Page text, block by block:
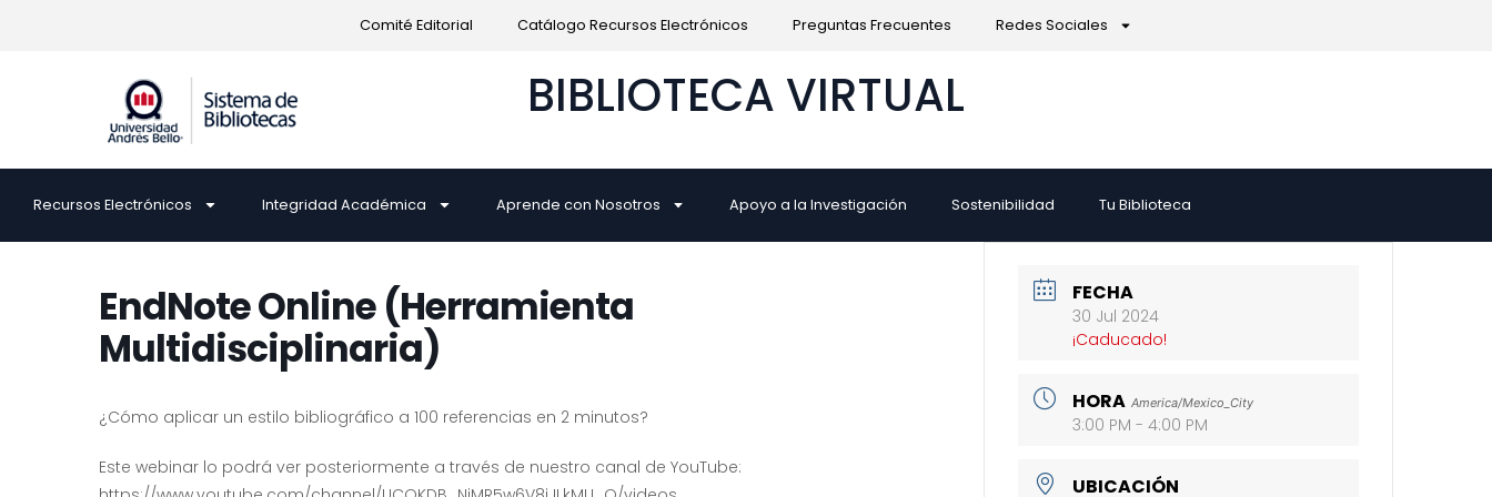
Comité Editorial Catálogo Recursos Electrónicos Preguntas Frecuentes Redes Sociales
BIBLIOTECA VIRTUAL
Recursos Electrónicos Integridad Académica Aprende con Nosotros Apoyo a la Investigación Sostenibilidad Tu Biblioteca
EndNote Online (Herramienta
Multidisciplinaria)
¿Cómo aplicar un estilo bibliográfico a 100 referencias en 2 minutos?
Este webinar lo podrá ver posteriormente a través de nuestro canal de YouTube:
FECHA
30 Jul 2024
¡Caducado!
HORA America/Mexico_City
3:00 PM - 4:00 PM
UBICACIÓN